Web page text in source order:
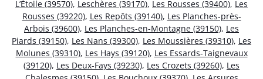
L’Étoile (39570), Leschères (39170), Les Rousses (39400), Les
Rousses (39220), Les Repôts (39140), Les Planches-près-
Arbois (39600), Les Planches-en-Montagne (39150), Les
Piards (39150), Les Nans (39300), Les Moussières (39310), Les
Molunes (39310), Les Hays (39120), Les Essards-Taignevaux
(39120), Les Deux-Fays (39230), Les Crozets (39260), Les